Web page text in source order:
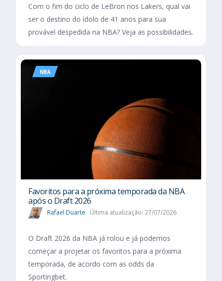
Com o fim do ciclo de LeBron nos Lakers, qual vai
ser o destino do ídolo de 41 anos para sua
provável despedida na NBA? Veja as possibilidades.
NBA
Favoritos para a próxima temporada da NBA
após o Draft 2026
Rafael Duarte Última atualização: 27/07/2026
O Draft 2026 da NBA já rolou e já podemos
começar a projetar os favoritos para a próxima
temporada, de acordo com as odds da
Sportingbet.